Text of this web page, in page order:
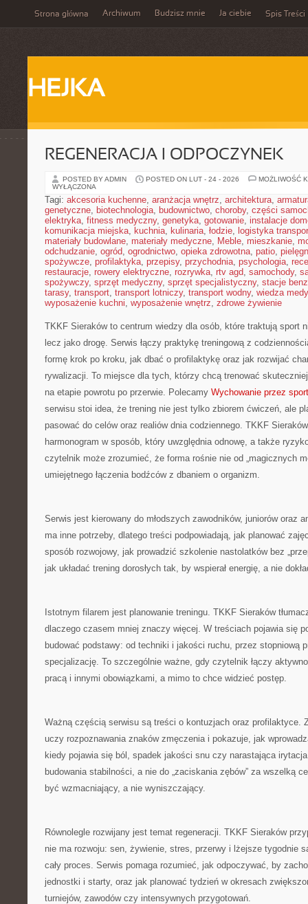
Strona główna Archiwum Budzisz mnie Ja ciebie Spis Treści
HEJKA
REGENERACJA I ODPOCZYNEK
POSTED BY ADMIN POSTED ON LUT - 24 - 2026
MOŻLIWOŚĆ
WYŁĄCZONA
Tagi: akcesoria kuchenne, aranżacja wnętrz, architektura,
genetyczne, biotechnologia, budownictwo, choroby, części
elektryka, fitness medyczny, genetyka, gotowanie, instalacje
komunikacja miejska, kuchnia, kulinaria, łodzie, logistyka
materiały budowlane, materiały medyczne, Meble, mieszkanie,
odchudzanie, ogród, ogrodnictwo, opieka zdrowotna, patio,
spożywcze, profilaktyka, przepisy, przychodnia, psychologia,
restauracje, rowery elektryczne, rozrywka, rtv agd, samochody,
spożywczy, sprzęt medyczny, sprzęt specjalistyczny, stacje
tarasy, transport, transport lotniczy, transport wodny, wiedza
wyposażenie kuchni, wyposażenie wnętrz, zdrowe żywienie
TKKF Sieraków to centrum wiedzy dla osób, które traktują sport
lecz jako drogę. Serwis łączy praktykę treningową z
formę krok po kroku, jak dbać o profilaktykę oraz jak rozwijać
rywalizacji. To miejsce dla tych, którzy chcą trenować
na etapie powrotu po przerwie. Polecamy Wychowanie przez sport
serwisu stoi idea, że trening nie jest tylko zbiorem ćwiczeń, ale
pasować do celów oraz realiów dnia codziennego. TKKF
harmonogram w sposób, który uwzględnia odnowę, a także
czytelnik może zrozumieć, że forma rośnie nie od „magicznych
umiejętnego łączenia bodźców z dbaniem o organizm.
Serwis jest kierowany do młodszych zawodników, juniorów oraz
ma inne potrzeby, dlatego treści podpowiadają, jak planować
sposób rozwojowy, jak prowadzić szkolenie nastolatków bez
jak układać trening dorosłych tak, by wspierał energię, a nie
Istotnym filarem jest planowanie treningu. TKKF Sieraków
dlaczego czasem mniej znaczy więcej. W treściach pojawia się
budować podstawy: od techniki i jakości ruchu, przez stopniową
specjalizację. To szczególnie ważne, gdy czytelnik łączy
pracą i innymi obowiązkami, a mimo to chce widzieć postęp.
Ważną częścią serwisu są treści o kontuzjach oraz profilaktyce.
uczy rozpoznawania znaków zmęczenia i pokazuje, jak
kiedy pojawia się ból, spadek jakości snu czy narastająca
budowania stabilności, a nie do „zaciskania zębów” za wszelką
być wzmacniający, a nie wyniszczający.
Równolegle rozwijany jest temat regeneracji. TKKF Sieraków
nie ma rozwoju: sen, żywienie, stres, przerwy i lżejsze tygodnie
cały proces. Serwis pomaga rozumieć, jak odpoczywać, by
jednostki i starty, oraz jak planować tydzień w okresach
turniejów, zawodów czy intensywnych przygotowań.